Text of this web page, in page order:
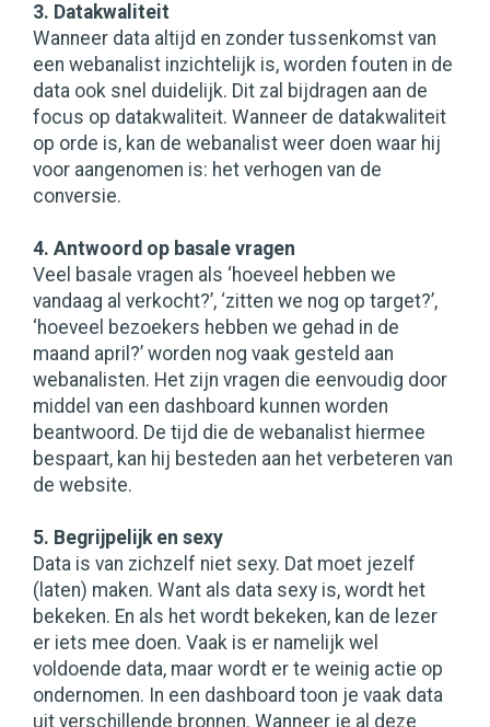
3. Datakwaliteit
Wanneer data altijd en zonder tussenkomst van
een webanalist inzichtelijk is, worden fouten in de
data ook snel duidelijk. Dit zal bijdragen aan de
focus op datakwaliteit. Wanneer de datakwaliteit
op orde is, kan de webanalist weer doen waar hij
voor aangenomen is: het verhogen van de
conversie.
4. Antwoord op basale vragen
Veel basale vragen als ‘hoeveel hebben we
vandaag al verkocht?’, ‘zitten we nog op target?’,
‘hoeveel bezoekers hebben we gehad in de
maand april?’ worden nog vaak gesteld aan
webanalisten. Het zijn vragen die eenvoudig door
middel van een dashboard kunnen worden
beantwoord. De tijd die de webanalist hiermee
bespaart, kan hij besteden aan het verbeteren van
de website.
5. Begrijpelijk en sexy
Data is van zichzelf niet sexy. Dat moet jezelf
(laten) maken. Want als data sexy is, wordt het
bekeken. En als het wordt bekeken, kan de lezer
er iets mee doen. Vaak is er namelijk wel
voldoende data, maar wordt er te weinig actie op
ondernomen. In een dashboard toon je vaak data
uit verschillende bronnen. Wanneer je al deze